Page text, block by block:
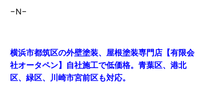
−N−
横浜市都筑区の外壁塗装、屋根塗装専門店【有限会
社オータペン】自社施工で低価格。青葉区、港北
区、緑区、川崎市宮前区も対応。